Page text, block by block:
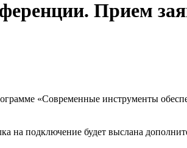
Прием
«Современные инструменты
на подключение будет выслана